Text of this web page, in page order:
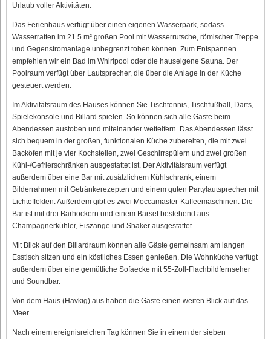
Urlaub voller Aktivitäten.
Das Ferienhaus verfügt über einen eigenen Wasserpark, sodass
Wasserratten im 21.5 m² großen Pool mit Wasserrutsche, römischer Treppe
und Gegenstromanlage unbegrenzt toben können. Zum Entspannen
empfehlen wir ein Bad im Whirlpool oder die hauseigene Sauna. Der
Poolraum verfügt über Lautsprecher, die über die Anlage in der Küche
gesteuert werden.
Im Aktivitätsraum des Hauses können Sie Tischtennis, Tischfußball, Darts,
Spielekonsole und Billard spielen. So können sich alle Gäste beim
Abendessen austoben und miteinander wetteifern. Das Abendessen lässt
sich bequem in der großen, funktionalen Küche zubereiten, die mit zwei
Backöfen mit je vier Kochstellen, zwei Geschirrspülern und zwei großen
Kühl-/Gefrierschränken ausgestattet ist. Der Aktivitätsraum verfügt
außerdem über eine Bar mit zusätzlichem Kühlschrank, einem
Bilderrahmen mit Getränkerezepten und einem guten Partylautsprecher mit
Lichteffekten. Außerdem gibt es zwei Moccamaster-Kaffeemaschinen. Die
Bar ist mit drei Barhockern und einem Barset bestehend aus
Champagnerkühler, Eiszange und Shaker ausgestattet.
Mit Blick auf den Billardraum können alle Gäste gemeinsam am langen
Esstisch sitzen und ein köstliches Essen genießen. Die Wohnküche verfügt
außerdem über eine gemütliche Sofaecke mit 55-Zoll-Flachbildfernseher
und Soundbar.
Von dem Haus (Havkig) aus haben die Gäste einen weiten Blick auf das
Meer.
Nach einem ereignisreichen Tag können Sie in einem der sieben